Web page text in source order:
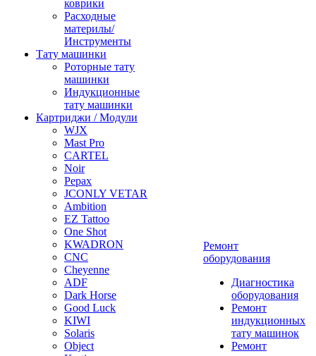
коврики
Расходные
материлы/
Инструменты
Тату машинки
Роторные тату
машинки
Индукционные
тату машинки
Картриджи / Модули
WJX
Mast Pro
CARTEL
Noir
Pepax
JCONLY VETAR
Ambition
EZ Tattoo
One Shot
KWADRON
CNC
Cheyenne
ADF
Dark Horse
Good Luck
KIWI
Solaris
Object
Ремонт
оборудования
Диагностика
оборудования
Ремонт
индукционных
тату машинок
Ремонт